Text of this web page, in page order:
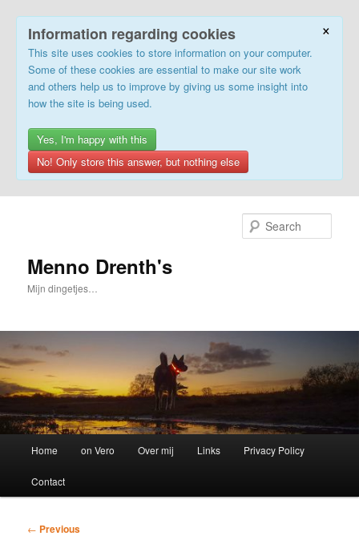
×
Information regarding cookies
This site uses cookies to store information on your computer.
Some of these cookies are essential to make our site work
and others help us to improve by giving us some insight into
how the site is being used.
Yes, I'm happy with this
No! Only store this answer, but nothing else
Menno Drenth's
Mijn dingetjes…
Home on Vero Over mij Links Privacy Policy
Contact
Post
← Previous